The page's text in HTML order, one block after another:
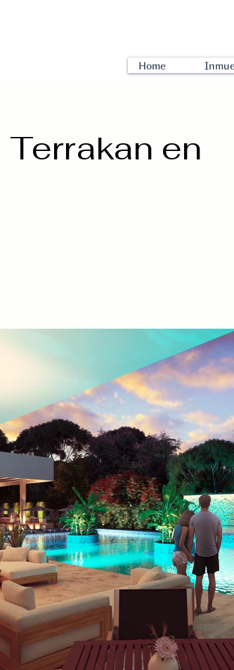
Home
en